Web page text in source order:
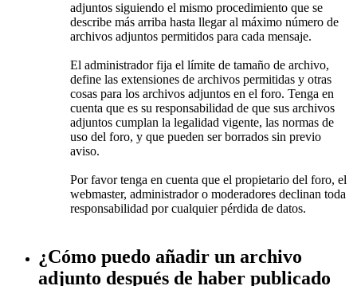
adjuntos siguiendo el mismo procedimiento que se
describe más arriba hasta llegar al máximo número de
archivos adjuntos permitidos para cada mensaje.
El administrador fija el límite de tamaño de archivo,
define las extensiones de archivos permitidas y otras
cosas para los archivos adjuntos en el foro. Tenga en
cuenta que es su responsabilidad de que sus archivos
adjuntos cumplan la legalidad vigente, las normas de
uso del foro, y que pueden ser borrados sin previo
aviso.
Por favor tenga en cuenta que el propietario del foro, el
webmaster, administrador o moderadores declinan toda
responsabilidad por cualquier pérdida de datos.
¿Cómo puedo añadir un archivo
adjunto después de haber publicado